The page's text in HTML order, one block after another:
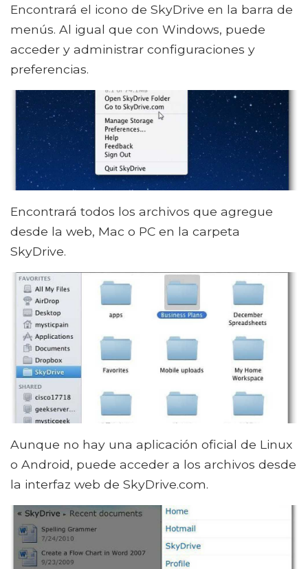
Encontrará el icono de SkyDrive en la barra de
menús. Al igual que con Windows, puede
acceder y administrar configuraciones y
preferencias.
Encontrará todos los archivos que agregue
desde la web, Mac o PC en la carpeta
SkyDrive.
Aunque no hay una aplicación oficial de Linux
o Android, puede acceder a los archivos desde
la interfaz web de SkyDrive.com.